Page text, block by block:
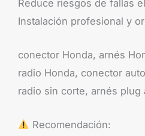
Reduce riesgos de fallas
Instalación profesional y
conector Honda, arnés
radio Honda, conector
radio sin corte, arnés plug
Recomendación: